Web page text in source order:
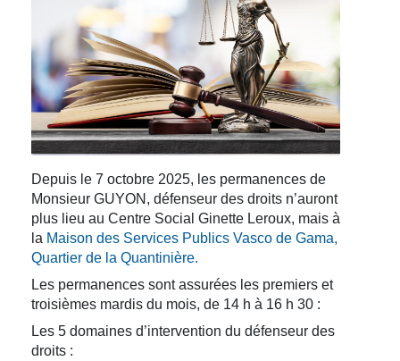
Depuis le 7 octobre 2025, les permanences de
Monsieur GUYON, défenseur des droits n’auront
plus lieu au Centre Social Ginette Leroux, mais à
la Maison des Services Publics Vasco de Gama,
Quartier de la Quantinière.
Les permanences sont assurées les premiers et
troisièmes mardis du mois, de 14 h à 16 h 30 :
Les 5 domaines d’intervention du défenseur des
droits :